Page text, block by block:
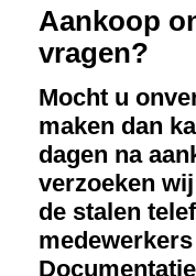
Aankoop
vragen?
Mocht u
maken dan
dagen na
verzoeken
de stalen